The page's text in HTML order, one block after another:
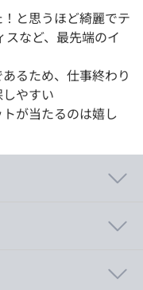
と思うほど綺麗でテ
など、最先端のイ
るため、仕事終わり
やすい
が当たるのは嬉し